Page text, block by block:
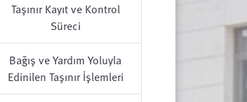
Taşınır Kayıt ve Kontrol
Süreci
Bağış ve Yardım Yoluyla
Edinilen Taşınır İşlemleri